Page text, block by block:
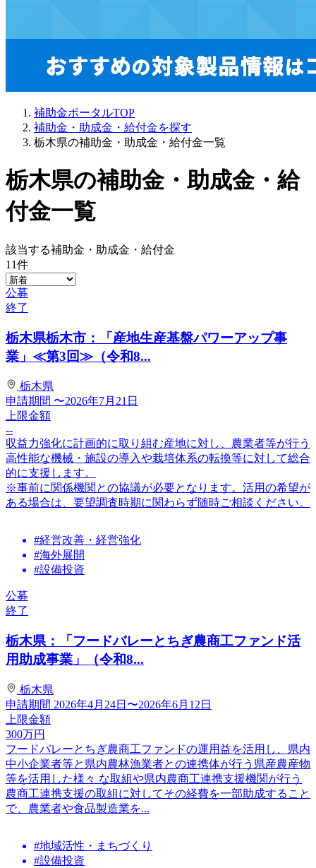
補助金ポータルTOP
補助金・助成金・給付金を探す
栃木県の補助金・助成金・給付金一覧
栃木県の補助金・助成金・給
付金一覧
該当する補助金・助成金・給付金
11件
公募
終了
栃木県栃木市：「産地生産基盤パワーアップ事
業」≪第3回≫（令和8...
栃木県
申請期間 〜2026年7月21日
上限金額
--
収益力強化に計画的に取り組む産地に対し、農業者等が行う
高性能な機械・施設の導入や栽培体系の転換等に対して総合
的に支援します。
※事前に関係機関との協議が必要となります。活用の希望が
ある場合は、要望調査時期に関わらず随時ご相談ください。
#経営改善・経営強化
#海外展開
#設備投資
公募
終了
栃木県：「フードバレーとちぎ農商工ファンド活
用助成事業」（令和8...
栃木県
申請期間 2026年4月24日〜2026年6月12日
上限金額
300万円
フードバレーとちぎ農商工ファンドの運用益を活用し、県内
中小企業者等と県内農林漁業者との連携体が行う県産農産物
等を活用した様々 な取組や県内農商工連携支援機関が行う
農商工連携支援の取組に対してその経費を一部助成すること
で、農業者や食品製造業を...
#地域活性・まちづくり
#設備投資